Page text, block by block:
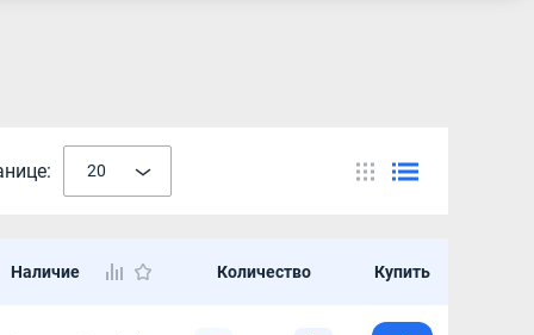
20
Наличие Количество Купить